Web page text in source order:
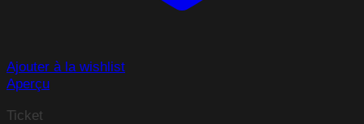
Ajouter à la wishlist
Aperçu
Ticket